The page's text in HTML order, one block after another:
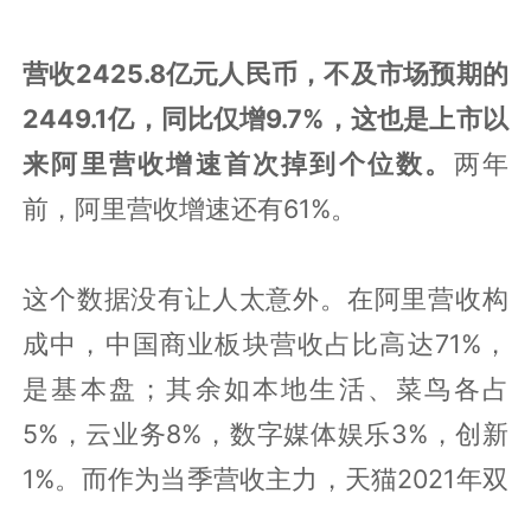
营收2425.8亿元人民币，不及市场预期的
2449.1亿，同比仅增9.7%，这也是上市以
来阿里营收增速首次掉到个位数。 两年
前，阿里营收增速还有61%。
这个数据没有让人太意外。在阿里营收构
成中，中国商业板块营收占比高达71%，
是基本盘；其余如本地生活、菜鸟各占
5%，云业务8%，数字媒体娱乐3%，创新
1%。而作为当季营收主力，天猫2021年双